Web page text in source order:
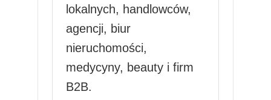
lokalnych, handlowców,
agencji, biur
nieruchomości,
medycyny, beauty i firm
B2B.